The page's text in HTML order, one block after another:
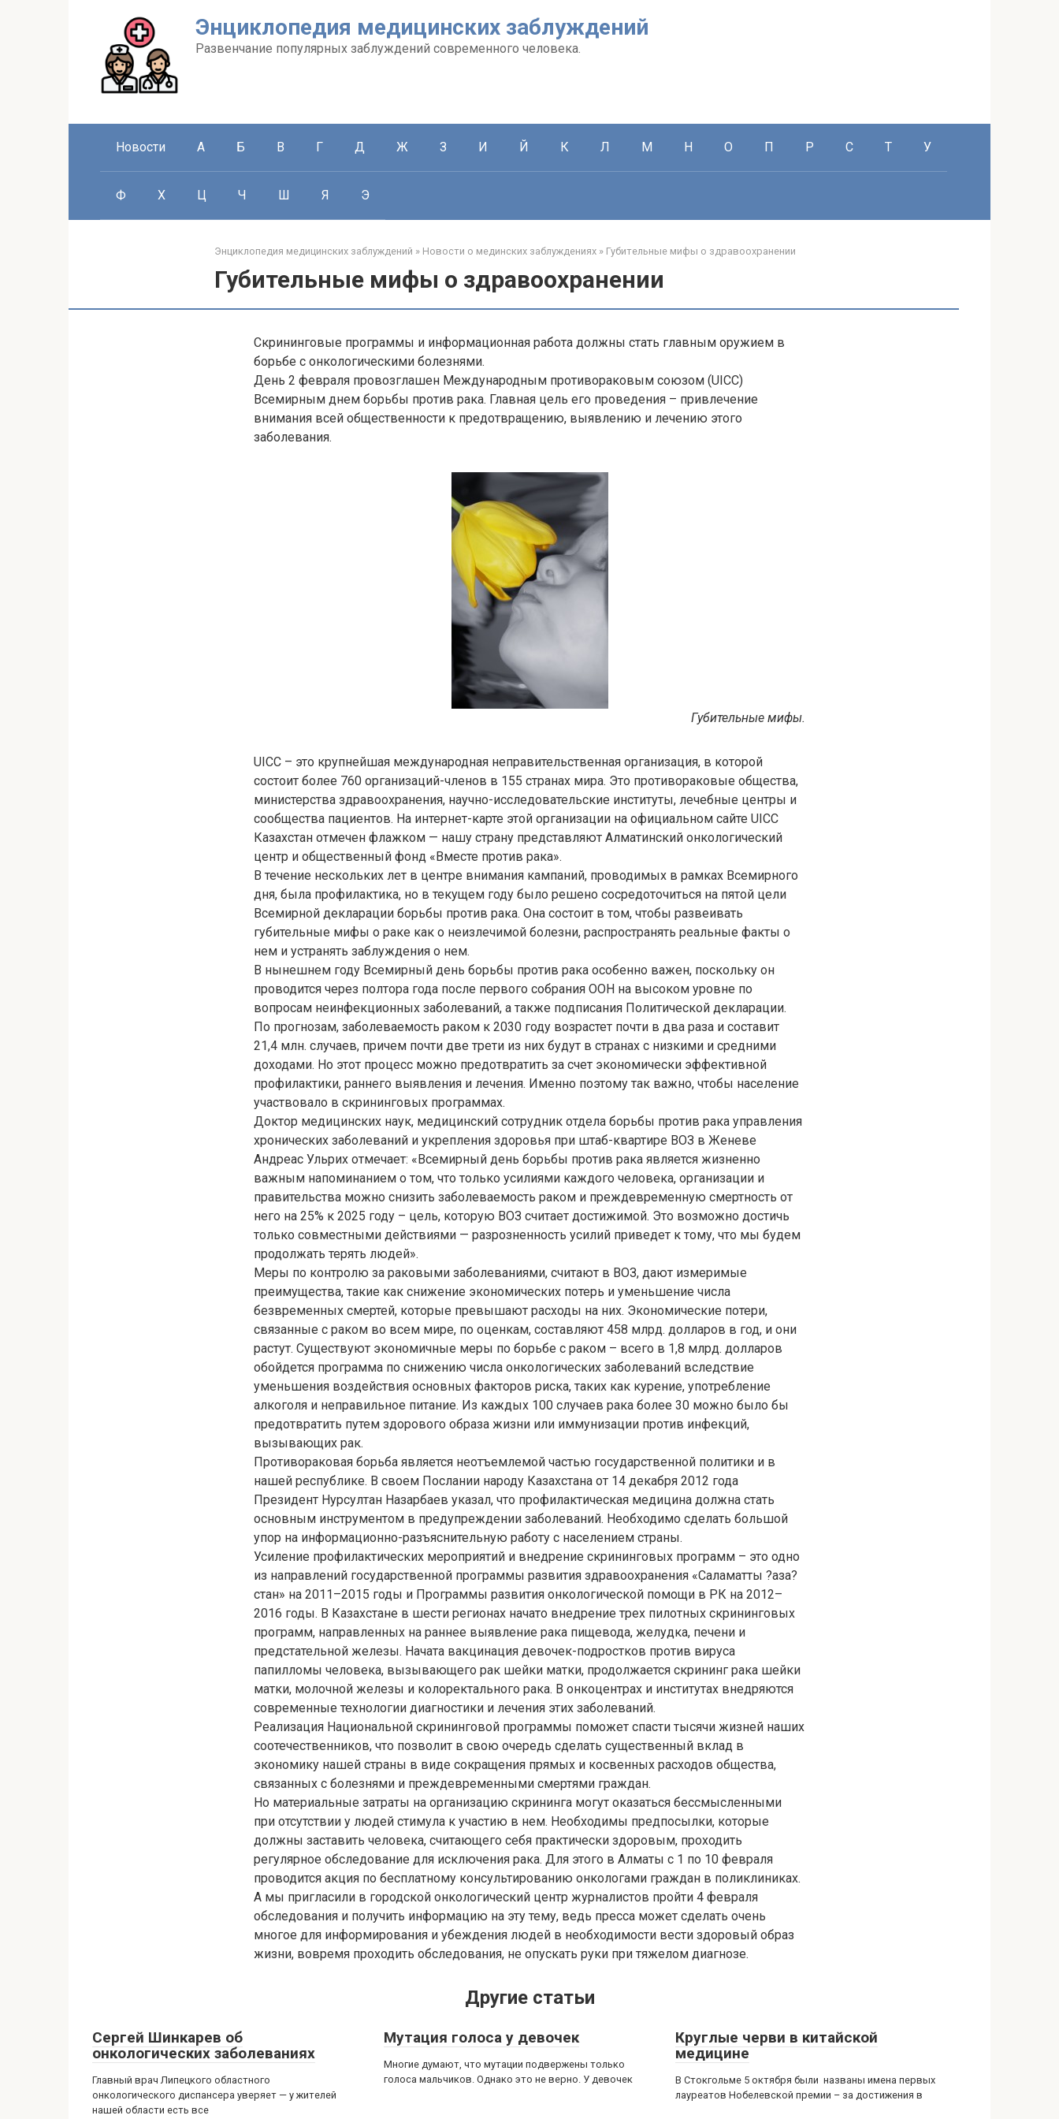
Энциклопедия медицинских заблуждений
Развенчание популярных заблуждений современного человека.
Новости А Б В Г Д Ж З И Й К Л М Н О П Р С Т У
Ф Х Ц Ч Ш Я Э
Энциклопедия медицинских заблуждений » Новости о мединских заблуждениях » Губительные мифы о здравоохранении
Губительные мифы о здравоохранении
Скрининговые программы и информационная работа должны стать главным оружием в
борьбе с онкологическими болезнями.
День 2 февраля провозглашен Международным противораковым союзом (UICC)
Всемирным днем борьбы против рака. Главная цель его проведения – привлечение
внимания всей общественности к предотвращению, выявлению и лечению этого
заболевания.
Губительные мифы.
UICC – это крупнейшая международная неправительственная организация, в которой
состоит более 760 организаций-членов в 155 странах мира. Это противораковые общества,
министерства здравоохранения, научно-исследовательские институты, лечебные центры и
сообщества пациентов. На интернет-карте этой организации на официальном сайте UICC
Казахстан отмечен флажком — нашу страну представляют Алматинский онкологический
центр и общественный фонд «Вместе против рака».
В течение нескольких лет в центре внимания кампаний, проводимых в рамках Всемирного
дня, была профилактика, но в текущем году было решено сосредоточиться на пятой цели
Всемирной декларации борьбы против рака. Она состоит в том, чтобы развеивать
губительные мифы о раке как о неизлечимой болезни, распространять реальные факты о
нем и устранять заблуждения о нем.
В нынешнем году Всемирный день борьбы против рака особенно важен, поскольку он
проводится через полтора года после первого собрания ООН на высоком уровне по
вопросам неинфекционных заболеваний, а также подписания Политической декларации.
По прогнозам, заболеваемость раком к 2030 году возрастет почти в два раза и составит
21,4 млн. случаев, причем почти две трети из них будут в странах с низкими и средними
доходами. Но этот процесс можно предотвратить за счет экономически эффективной
профилактики, раннего выявления и лечения. Именно поэтому так важно, чтобы население
участвовало в скрининговых программах.
Доктор медицинских наук, медицинский сотрудник отдела борьбы против рака управления
хронических заболеваний и укрепления здоровья при штаб-квартире ВОЗ в Женеве
Андреас Ульрих отмечает: «Всемирный день борьбы против рака является жизненно
важным напоминанием о том, что только усилиями каждого человека, организации и
правительства можно снизить заболеваемость раком и преждевременную смертность от
него на 25% к 2025 году – цель, которую ВОЗ считает достижимой. Это возможно достичь
только совместными действиями — разрозненность усилий приведет к тому, что мы будем
продолжать терять людей».
Меры по контролю за раковыми заболеваниями, считают в ВОЗ, дают измеримые
преимущества, такие как снижение экономических потерь и уменьшение числа
безвременных смертей, которые превышают расходы на них. Экономические потери,
связанные с раком во всем мире, по оценкам, составляют 458 млрд. долларов в год, и они
растут. Существуют экономичные меры по борьбе с раком – всего в 1,8 млрд. долларов
обойдется программа по снижению числа онкологических заболеваний вследствие
уменьшения воздействия основных факторов риска, таких как курение, употребление
алкоголя и неправильное питание. Из каждых 100 случаев рака более 30 можно было бы
предотвратить путем здорового образа жизни или иммунизации против инфекций,
вызывающих рак.
Противораковая борьба является неотъемлемой частью государственной политики и в
нашей республике. В своем Послании народу Казахстана от 14 декабря 2012 года
Президент Нурсултан Назарбаев указал, что профилактическая медицина должна стать
основным инструментом в предупреждении заболеваний. Необходимо сделать большой
упор на информационно-разъяснительную работу с населением страны.
Усиление профилактических мероприятий и внедрение скрининговых программ – это одно
из направлений государственной программы развития здравоохранения «Саламатты ?аза?
стан» на 2011–2015 годы и Программы развития онкологической помощи в РК на 2012–
2016 годы. В Казахстане в шести регионах начато внедрение трех пилотных скрининговых
программ, направленных на раннее выявление рака пищевода, желудка, печени и
предстательной железы. Начата вакцинация девочек-подростков против вируса
папилломы человека, вызывающего рак шейки матки, продолжается скрининг рака шейки
матки, молочной железы и колоректального рака. В онкоцентрах и институтах внедряются
современные технологии диагностики и лечения этих заболеваний.
Реализация Национальной скрининговой программы поможет спасти тысячи жизней наших
соотечественников, что позволит в свою очередь сделать существенный вклад в
экономику нашей страны в виде сокращения прямых и косвенных расходов общества,
связанных с болезнями и преждевременными смертями граждан.
Но материальные затраты на организацию скрининга могут оказаться бессмысленными
при отсутствии у людей стимула к участию в нем. Необходимы предпосылки, которые
должны заставить человека, считающего себя практически здоровым, проходить
регулярное обследование для исключения рака. Для этого в Алматы с 1 по 10 февраля
проводится акция по бесплатному консультированию онкологами граждан в поликлиниках.
А мы пригласили в городской онкологический центр журналистов пройти 4 февраля
обследования и получить информацию на эту тему, ведь пресса может сделать очень
многое для информирования и убеждения людей в необходимости вести здоровый образ
жизни, вовремя проходить обследования, не опускать руки при тяжелом диагнозе.
Другие статьи
Сергей Шинкарев об
онкологических заболеваниях
Главный врач Липецкого областного
онкологического диспансера уверяет — у жителей
нашей области есть все
Мутация голоса у девочек
Многие думают, что мутации подвержены только
голоса мальчиков. Однако это не верно. У девочек
Круглые черви в китайской
медицине
В Стокгольме 5 октября были названы имена первых
лауреатов Нобелевской премии – за достижения в